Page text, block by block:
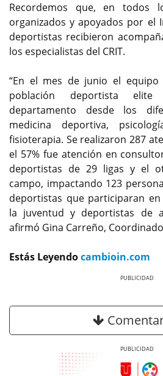
Recordemos que, en todos
organizados y apoyados por el
deportistas recibieron
los especialistas del CRIT.
“En el mes de junio el
población deportista
departamento desde los
medicina deportiva,
fisioterapia. Se realizaron 287
el 57% fue atención en
deportistas de 29 ligas y el
campo, impactando 123
deportistas que participaran
la juventud y deportistas de
afirmó Gina Carreño,
Estás Leyendocambioin.com